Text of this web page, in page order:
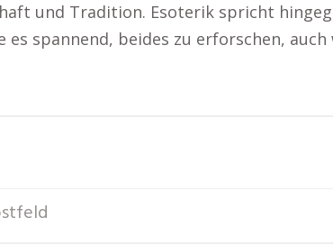
und Tradition. Esoterik spricht
spannend, beides zu erforschen, auch